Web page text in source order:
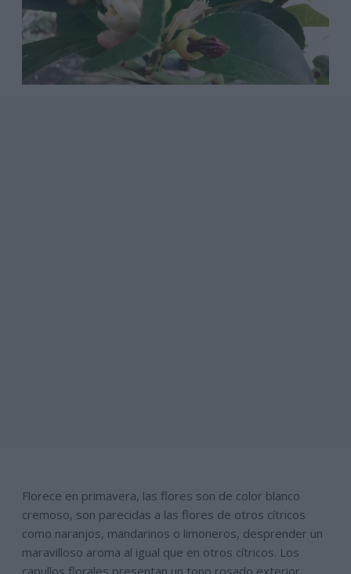
Florece en primavera, las flores son de color blanco
cremoso, son parecidas a las flores de otros cítricos
como naranjos, mandarinos o limoneros, desprender un
maravilloso aroma al igual que en otros cítricos. Los
capullos florales presentan un tono rosado exterior,